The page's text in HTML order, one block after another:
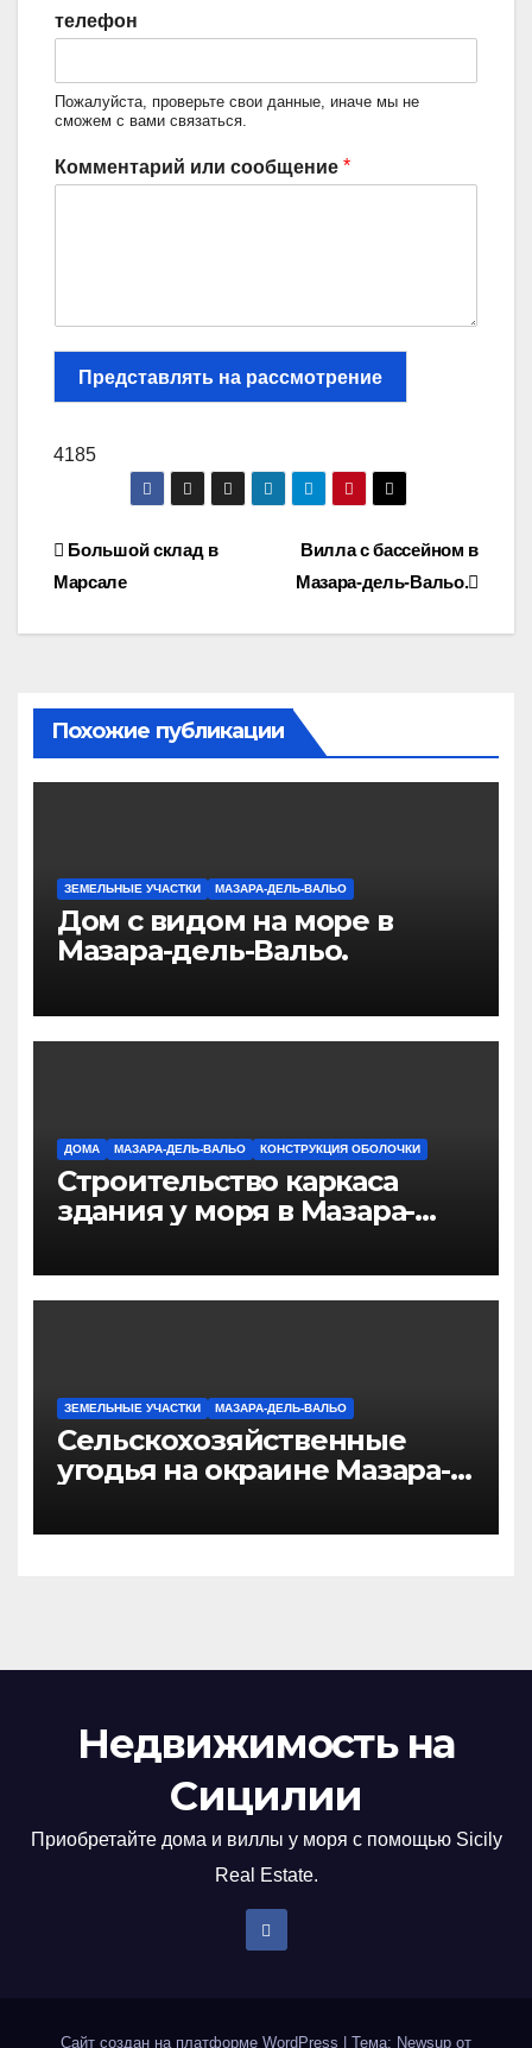
телефон
Пожалуйста, проверьте свои данные, иначе мы не
сможем с вами связаться.
Комментарий или сообщение *
Представлять на рассмотрение
4185
Навигация
по
Вилла с бассейном в
Мазара-дель-Вальо.
Большой склад в
Марсале
Похожие публикации
ЗЕМЕЛЬНЫЕ УЧАСТКИ МАЗАРА-ДЕЛЬ-ВАЛЬО
Дом с видом на море в
Мазара-дель-Вальо.
ДОМА МАЗАРА-ДЕЛЬ-ВАЛЬО КОНСТРУКЦИЯ ОБОЛОЧКИ
Строительство каркаса
здания у моря в Мазара-
ЗЕМЕЛЬНЫЕ УЧАСТКИ МАЗАРА-ДЕЛЬ-ВАЛЬО
Сельскохозяйственные
угодья на окраине Мазара-
Недвижимость на
Сицилии
Приобретайте дома и виллы у моря с помощью Sicily
Real Estate.
Сайт создан на платформе WordPress | Тема: Newsup от